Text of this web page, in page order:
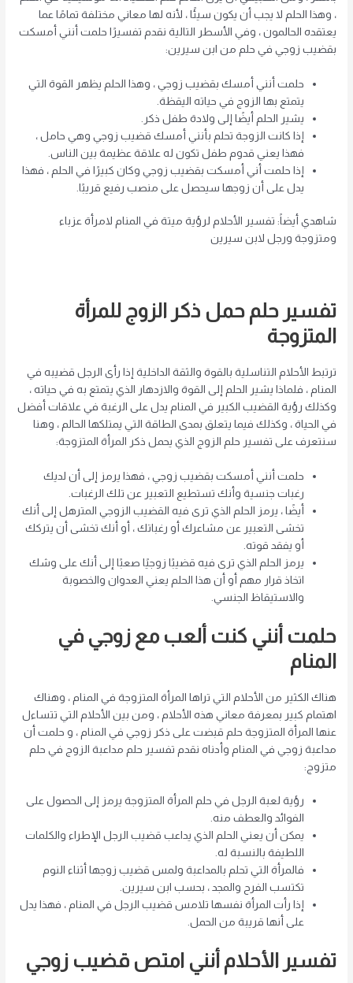
، وهذا الحلم لا يجب أن يكون سيئًا ، لأنه لها معاني مختلفة تمامًا عما
يعتقده الحالمون ، وفي الأسطر التالية نقدم تفسيرًا حلمت أنني أمسكت
بقضيب زوجي في حلم من ابن سيرين:
حلمت أنني أمسك بقضيب زوجي ، وهذا الحلم يظهر القوة التي
يتمتع بها الزوج في حياته اليقظة.
يشير الحلم أيضًا إلى ولادة طفل ذكر.
إذا كانت الزوجة تحلم بأنني أمسك قضيب زوجي وهي حامل ،
فهذا يعني قدوم طفل تكون له علاقة عظيمة بين الناس.
إذا حلمت أني أمسكت بقضيب زوجي وكان كبيرًا في الحلم ، فهذا
يدل على أن زوجها سيحصل على منصب رفيع قريبًا.
شاهدي أيضاً: تفسير الأحلام لرؤية ميتة في المنام لامرأة عزباء
ومتزوجة ورجل لابن سيرين
تفسير حلم حمل ذكر الزوج للمرأة
المتزوجة
ترتبط الأحلام التناسلية بالقوة والثقة الداخلية إذا رأى الرجل قضيبه في
المنام ، فلماذا يشير الحلم إلى القوة والازدهار الذي يتمتع به في حياته ،
وكذلك رؤية القضيب الكبير في المنام يدل على الرغبة في علاقات أفضل
في الحياة ، وكذلك فيما يتعلق بمدى الطاقة التي يمتلكها الحالم ، وهنا
سنتعرف على تفسير حلم الزوج الذي يحمل ذكر المرأة المتزوجة:
حلمت أنني أمسكت بقضيب زوجي ، فهذا يرمز إلى أن لديك
رغبات جنسية وأنك تستطيع التعبير عن تلك الرغبات.
أيضًا ، يرمز الحلم الذي ترى فيه القضيب الزوجي المترهل إلى أنك
تخشى التعبير عن مشاعرك أو رغباتك ، أو أنك تخشى أن يتركك
أو يفقد قوته.
يرمز الحلم الذي ترى فيه قضيبًا زوجيًا صعبًا إلى أنك على وشك
اتخاذ قرار مهم أو أن هذا الحلم يعني العدوان والخصوبة
والاستيقاظ الجنسي.
حلمت أنني كنت ألعب مع زوجي في
المنام
هناك الكثير من الأحلام التي تراها المرأة المتزوجة في المنام ، وهناك
اهتمام كبير بمعرفة معاني هذه الأحلام ، ومن بين الأحلام التي تتساءل
عنها المرأة المتزوجة حلم قبضت على ذكر زوجي في المنام ، و حلمت أن
مداعبة زوجي في المنام وأدناه نقدم تفسير حلم مداعبة الزوج في حلم
متزوج:
رؤية لعبة الرجل في حلم المرأة المتزوجة يرمز إلى الحصول على
الفوائد والعطف منه.
يمكن أن يعني الحلم الذي يداعب قضيب الرجل الإطراء والكلمات
اللطيفة بالنسبة له.
فالمرأة التي تحلم بالمداعبة ولمس قضيب زوجها أثناء النوم
تكتسب الفرح والمجد ، بحسب ابن سيرين.
إذا رأت المرأة نفسها تلامس قضيب الرجل في المنام ، فهذا يدل
على أنها قريبة من الحمل.
تفسير الأحلام أنني امتص قضيب زوجي